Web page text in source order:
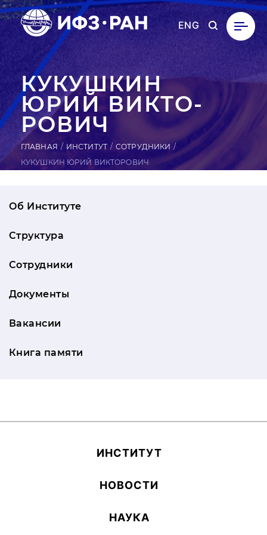
ENG
КУ­КУШ­КИН
ЮРИЙ ВИК­ТО­
РОВИЧ
ГЛАВНАЯ ИНСТИТУТ
СОТРУДНИКИ
КУКУШКИН ЮРИЙ ВИКТОРОВИЧ
Об Институте
Структура
Сотрудники
Документы
Вакансии
Книга памяти
ИН­СТИ­ТУТ
НОВОСТИ
НАУКА